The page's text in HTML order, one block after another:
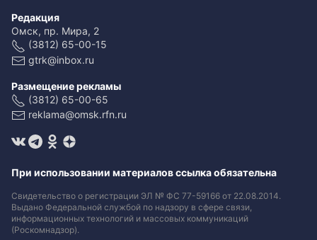
Редакция
Омск, пр. Мира, 2
(3812) 65-00-15
gtrk@inbox.ru
Размещение рекламы
(3812) 65-00-65
reklama@omsk.rfn.ru
При использовании материалов ссылка обязательна
Свидетельство о регистрации ЭЛ № ФС 77-59166 от 22.08.2014.
Выдано Федеральной службой по надзору в сфере связи,
информационных технологий и массовых коммуникаций
(Роскомнадзор).